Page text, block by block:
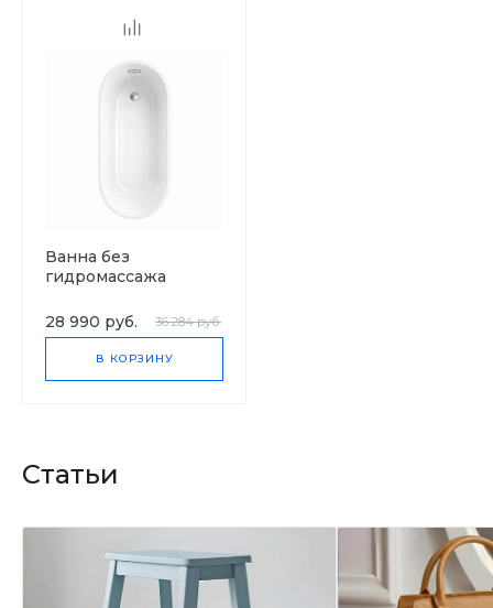
Ванна без
гидромассажа
28 990 руб.
36 284 руб.
В КОРЗИНУ
Статьи